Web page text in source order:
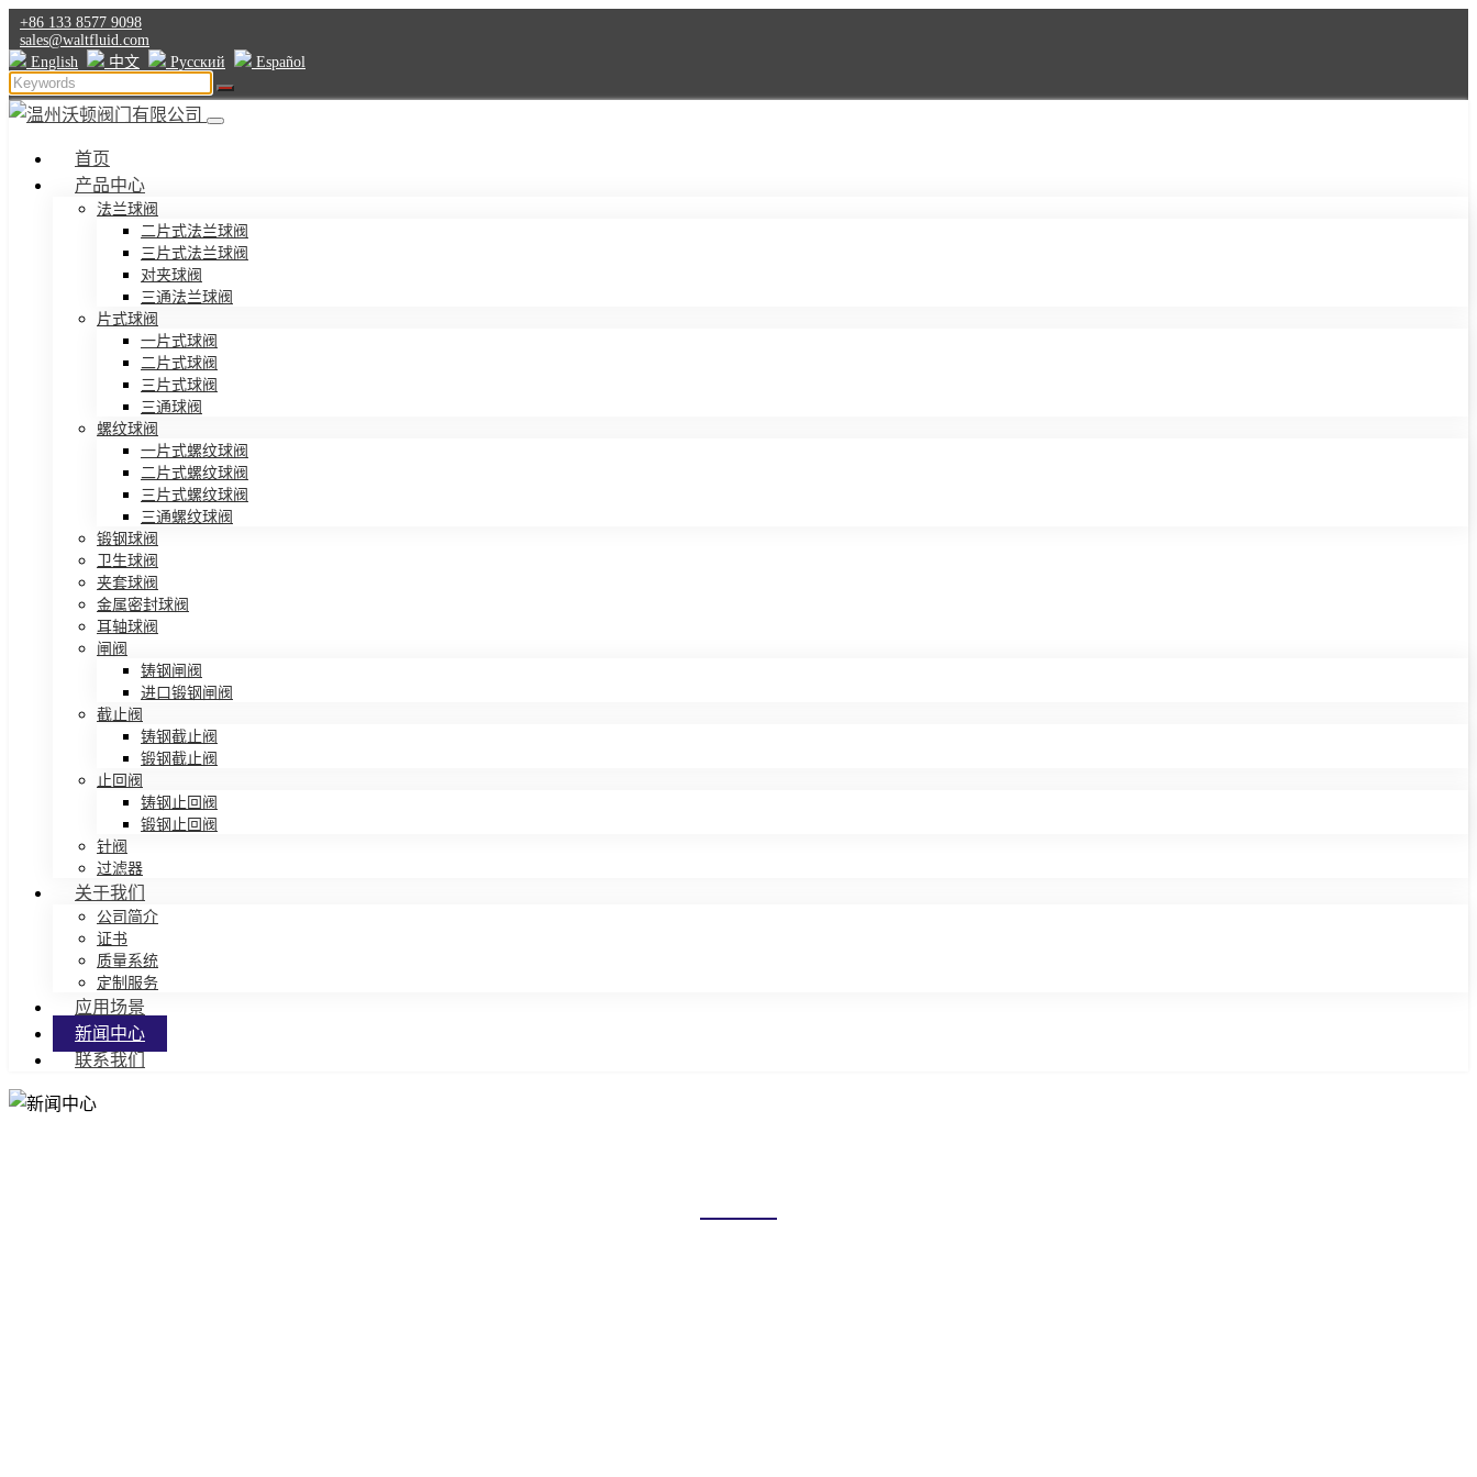
+86 133 8577 9098
sales@waltfluid.com
English
中文 Pусский Español
首页
产品中心
法兰球阀
二片式法兰球阀
三片式法兰球阀
对夹球阀
三通法兰球阀
片式球阀
一片式球阀
二片式球阀
三片式球阀
三通球阀
螺纹球阀
一片式螺纹球阀
二片式螺纹球阀
三片式螺纹球阀
三通螺纹球阀
锻钢球阀
卫生球阀
夹套球阀
金属密封球阀
耳轴球阀
闸阀
铸钢闸阀
进口锻钢闸阀
截止阀
铸钢截止阀
锻钢截止阀
止回阀
铸钢止回阀
锻钢止回阀
针阀
过滤器
关于我们
公司简介
证书
质量系统
定制服务
应用场景
新闻中心
联系我们